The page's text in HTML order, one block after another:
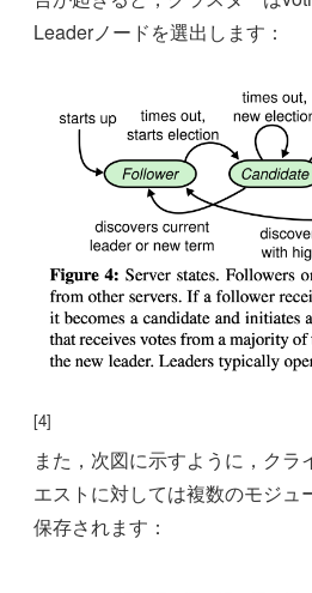
Leaderノードを選出します：
[4]
また，次図に示すように，クラ
エストに対しては複数のモジュ
保存されます：